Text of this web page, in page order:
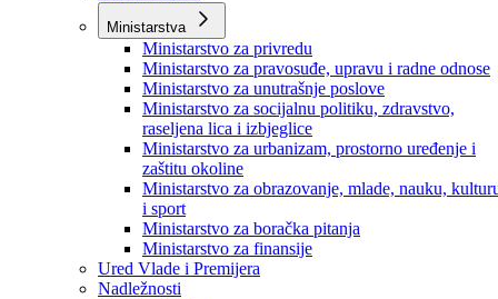
Vlada BPK Goražde
Premijer
Članovi Vlade
Ministarstva
Ministarstvo za privredu
Ministarstvo za pravosuđe, upravu i radne odnose
Ministarstvo za unutrašnje poslove
Ministarstvo za socijalnu politiku, zdravstvo,
raseljena lica i izbjeglice
Ministarstvo za urbanizam, prostorno uređenje i
zaštitu okoline
Ministarstvo za obrazovanje, mlade, nauku,
i sport
Ministarstvo za boračka pitanja